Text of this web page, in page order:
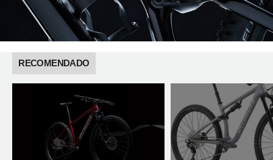
RECOMENDADO